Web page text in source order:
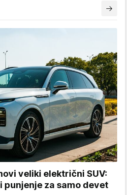
veliki električni SUV:
punjenje za samo devet